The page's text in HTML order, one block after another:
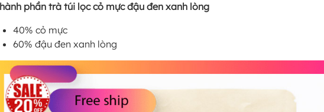
phần trà túi lọc cỏ mực đậu đen xanh lòng
40% cỏ mực
60% đậu đen xanh lòng